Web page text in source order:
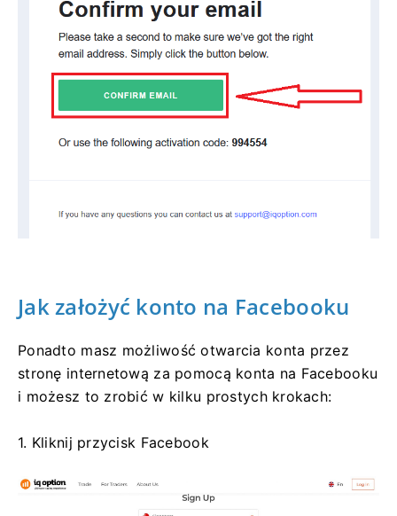
Jak założyć konto na Facebooku
Ponadto masz możliwość otwarcia konta przez
stronę internetową za pomocą konta na Facebooku
i możesz to zrobić w kilku prostych krokach:
1. Kliknij przycisk Facebook